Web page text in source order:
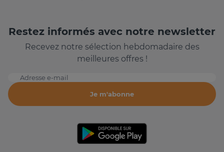
Restez informés avec notre newsletter
Recevez notre sélection hebdomadaire des
meilleures offres !
Adresse e-mail
Je m'abonne